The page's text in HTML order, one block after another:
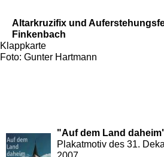
Altarkruzifix und
Finkenbach
Klappkarte
Foto: Gunter Hartmann
"Auf dem Land
Plakatmotiv des 31.